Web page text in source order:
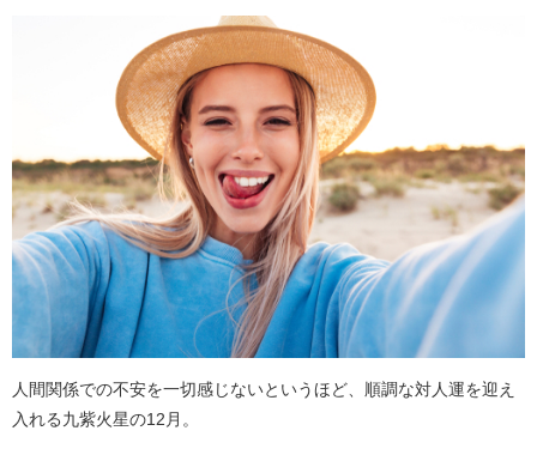
人間関係での不安を一切感じないというほど、順調な対人運を迎え
入れる九紫火星の12月。